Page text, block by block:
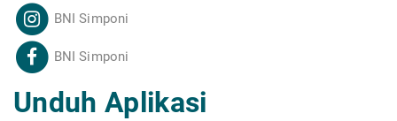
BNI Simponi
BNI Simponi
Unduh Aplikasi